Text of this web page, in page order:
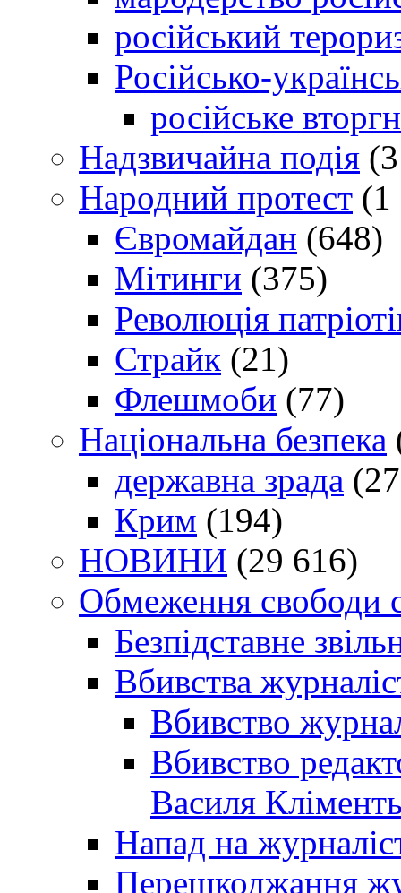
російський
Російсько-
російське
Надзвичайна подія
Народний протест (1
Євромайдан (648)
Мітинги (375)
Революція
Страйк (21)
Флешмоби (77)
Національна безпека
державна зрада
Крим (194)
НОВИНИ (29 616)
Обмеження свободи
Безпідставне
Вбивства
Вбивство
Вбивство
Василя
Напад на
Перешкоджання